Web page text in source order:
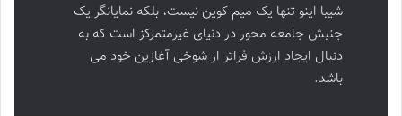
شیبا اینو تنها یک میم کوین نیست، بلکه نمایانگر یک
جنبش جامعه محور در دنیای غیرمتمرکز است که به
دنبال ایجاد ارزش فراتر از شوخی آغازین خود می
باشد.